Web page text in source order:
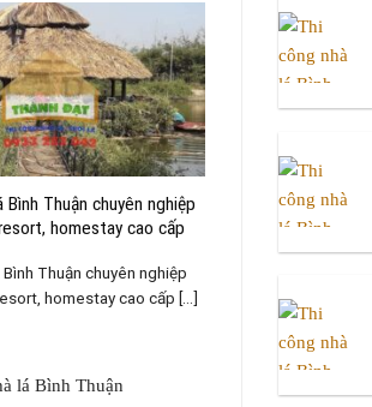
Bình Thuận chuyên nghiệp
homestay cao cấp
Thuận chuyên nghiệp
homestay cao cấp [...]